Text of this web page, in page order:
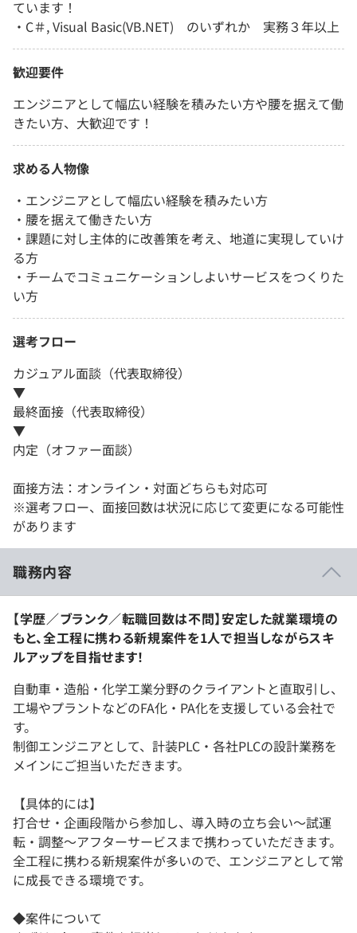
ています！
・C＃, Visual Basic(VB.NET) のいずれか 実務３年以上
歓迎要件
エンジニアとして幅広い経験を積みたい方や腰を据えて働
きたい方、大歓迎です！
求める人物像
・エンジニアとして幅広い経験を積みたい方
・腰を据えて働きたい方
・課題に対し主体的に改善策を考え、地道に実現していけ
る方
・チームでコミュニケーションしよいサービスをつくりた
い方
選考フロー
カジュアル面談（代表取締役）
▼
最終面接（代表取締役）
▼
内定（オファー面談）
面接方法：オンライン・対面どちらも対応可
※選考フロー、面接回数は状況に応じて変更になる可能性
があります
職務内容
【学歴／ブランク／転職回数は不問】安定した就業環境の
もと、全工程に携わる新規案件を1人で担当しながらスキ
ルアップを目指せます！
自動車・造船・化学工業分野のクライアントと直取引し、
工場やプラントなどのFA化・PA化を支援している会社で
す。
制御エンジニアとして、計装PLC・各社PLCの設計業務を
メインにご担当いただきます。
【具体的には】
打合せ・企画段階から参加し、導入時の立ち会い～試運
転・調整～アフターサービスまで携わっていただきます。
全工程に携わる新規案件が多いので、エンジニアとして常
に成長できる環境です。
◆案件について